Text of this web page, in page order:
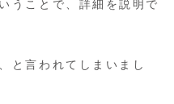
うことで、詳細を説明で
と言われてしまいまし